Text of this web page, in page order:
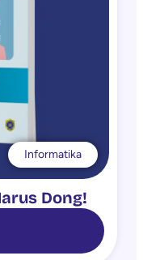
Informatika
Dong!